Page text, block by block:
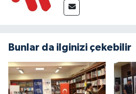
Bunlar da ilginizi çekebilir